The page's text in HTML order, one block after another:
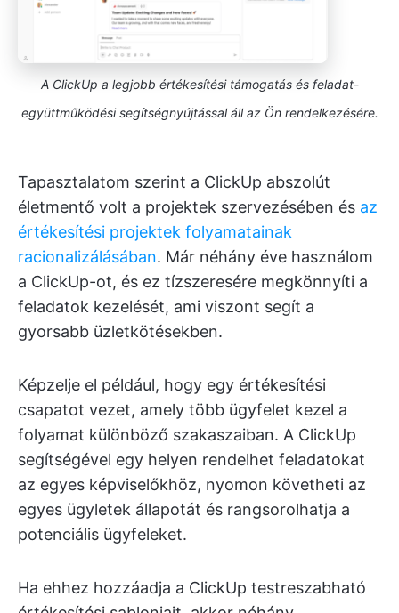
A ClickUp a legjobb értékesítési támogatás és feladat-
együttműködési segítségnyújtással áll az Ön rendelkezésére.
Tapasztalatom szerint a ClickUp abszolút
életmentő volt a projektek szervezésében és az
értékesítési projektek folyamatainak
racionalizálásában. Már néhány éve használom
a ClickUp-ot, és ez tízszeresére megkönnyíti a
feladatok kezelését, ami viszont segít a
gyorsabb üzletkötésekben.
Képzelje el például, hogy egy értékesítési
csapatot vezet, amely több ügyfelet kezel a
folyamat különböző szakaszaiban. A ClickUp
segítségével egy helyen rendelhet feladatokat
az egyes képviselőkhöz, nyomon követheti az
egyes ügyletek állapotát és rangsorolhatja a
potenciális ügyfeleket.
Ha ehhez hozzáadja a ClickUp testreszabható